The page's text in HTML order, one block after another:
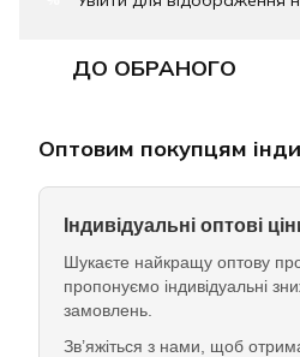
ДО ОБРАНОГО
Оптовим покупцям
Індивідуальні оптові
Шукаєте найкращу оптову
пропонуємо індивідуальні
замовлень.
Зв’яжіться з нами, щоб